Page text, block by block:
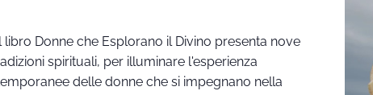
Donne che Esplorano il Divino presenta nove
spirituali, per illuminare l'esperienza
delle donne che si impegnano nella